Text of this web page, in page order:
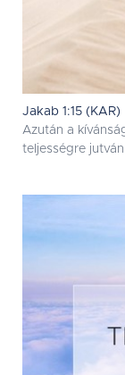
Jakab 1:15 (KAR)
Azután a
teljességre